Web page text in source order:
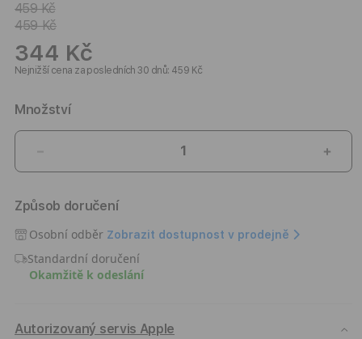
459 Kč
459 Kč
344 Kč
Nejnižší cena za posledních 30 dnů: 459 Kč
Množství
množství
Kryt
pro
iPhone
17
Pro
Air
Air
Způsob doručení
Osobní odběr Zobrazit dostupnost v prodejně
Standardní doručení
Okamžitě k odeslání
Autorizovaný servis Apple